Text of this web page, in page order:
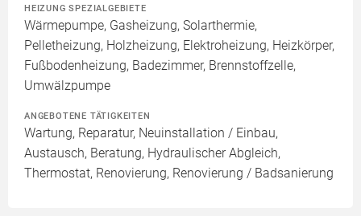
HEIZUNG SPEZIALGEBIETE
Wärmepumpe, Gasheizung, Solarthermie,
Pelletheizung, Holzheizung, Elektroheizung, Heizkörper,
Fußbodenheizung, Badezimmer, Brennstoffzelle,
Umwälzpumpe
ANGEBOTENE TÄTIGKEITEN
Wartung, Reparatur, Neuinstallation / Einbau,
Austausch, Beratung, Hydraulischer Abgleich,
Thermostat, Renovierung, Renovierung / Badsanierung